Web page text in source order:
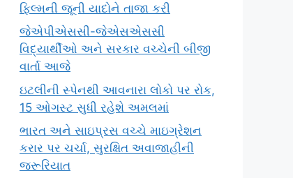
ફિલ્મની જૂની યાદોને તાજા કરી
જેએપીએસસી-જેએસએસસી
વિદ્યાર્થીઓ અને સરકાર વચ્ચેની બીજી
વાર્તા આજે
ઇટલીની સ્પેનથી આવનારા લોકો પર રોક,
15 ઓગસ્ટ સુધી રહેશે અમલમાં
ભારત અને સાઇપ્રસ વચ્ચે માઇગ્રેશન
કરાર પર ચર્ચા, સુરક્ષિત અવાજાહીની
જરૂરિયાત